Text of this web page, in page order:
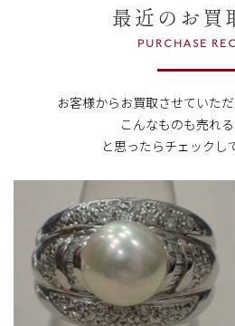
最近のお買
PURCHASE
お客様からお買取させていた
こんなものも売れ
と思ったらチェックし